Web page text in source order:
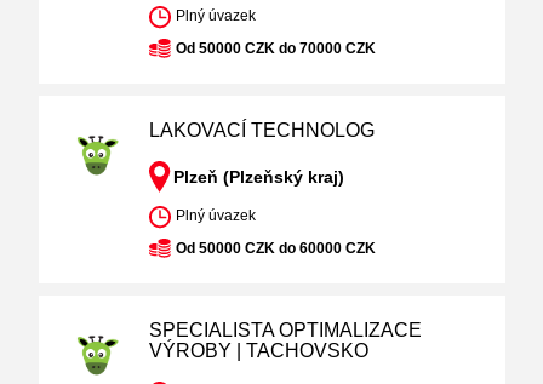
Plný úvazek
Od 50000 CZK do 70000 CZK
LAKOVACÍ TECHNOLOG
Plzeň (Plzeňský kraj)
Plný úvazek
Od 50000 CZK do 60000 CZK
SPECIALISTA OPTIMALIZACE
VÝROBY | TACHOVSKO